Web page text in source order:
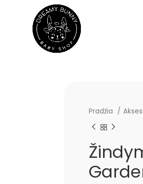
Pradžia